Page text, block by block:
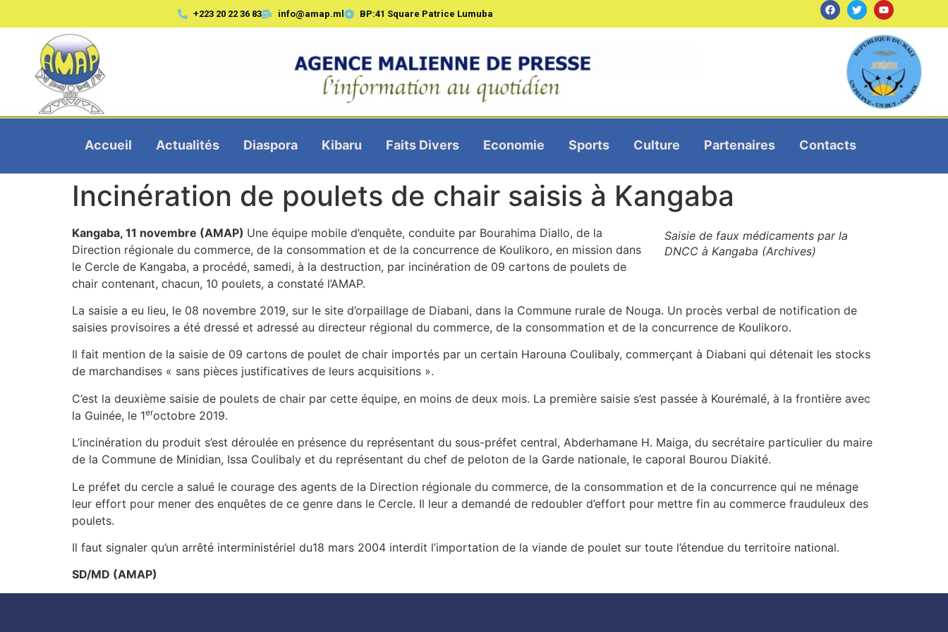
+223 20 22 36 83 info@amap.ml BP:41 Square Patrice Lumuba
Accueil Actualités Diaspora Kibaru Faits Divers Economie Sports Culture Partenaires Contacts
Incinération de poulets de chair saisis à Kangaba
Saisie de faux médicaments par la
DNCC à Kangaba (Archives)
Kangaba, 11 novembre (AMAP) Une équipe mobile d’enquête, conduite par Bourahima Diallo, de la
Direction régionale du commerce, de la consommation et de la concurrence de Koulikoro, en mission dans
le Cercle de Kangaba, a procédé, samedi, à la destruction, par incinération de 09 cartons de poulets de
chair contenant, chacun, 10 poulets, a constaté l’AMAP.
La saisie a eu lieu, le 08 novembre 2019, sur le site d’orpaillage de Diabani, dans la Commune rurale de Nouga. Un procès verbal de notification de
saisies provisoires a été dressé et adressé au directeur régional du commerce, de la consommation et de la concurrence de Koulikoro.
Il fait mention de la saisie de 09 cartons de poulet de chair importés par un certain Harouna Coulibaly, commerçant à Diabani qui détenait les stocks
de marchandises « sans pièces justificatives de leurs acquisitions ».
C’est la deuxième saisie de poulets de chair par cette équipe, en moins de deux mois. La première saisie s’est passée à Kourémalé, à la frontière avec
la Guinée, le 1eroctobre 2019.
L’incinération du produit s’est déroulée en présence du représentant du sous-préfet central, Abderhamane H. Maiga, du secrétaire particulier du maire
de la Commune de Minidian, Issa Coulibaly et du représentant du chef de peloton de la Garde nationale, le caporal Bourou Diakité.
Le préfet du cercle a salué le courage des agents de la Direction régionale du commerce, de la consommation et de la concurrence qui ne ménage
leur effort pour mener des enquêtes de ce genre dans le Cercle. Il leur a demandé de redoubler d’effort pour mettre fin au commerce frauduleux des
poulets.
Il faut signaler qu’un arrêté interministériel du18 mars 2004 interdit l’importation de la viande de poulet sur toute l’étendue du territoire national.
SD/MD (AMAP)